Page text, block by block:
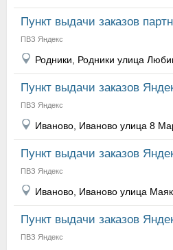
Пункт выдачи заказов
ПВЗ Яндекс
Родники, Родники улица
Пункт выдачи заказов
ПВЗ Яндекс
Иваново, Иваново улица 8
Пункт выдачи заказов
ПВЗ Яндекс
Иваново, Иваново улица
Пункт выдачи заказов
ПВЗ Яндекс